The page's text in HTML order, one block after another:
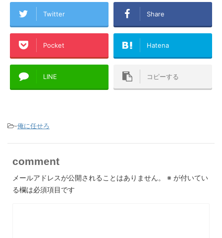
Twitter Share
Pocket Hatena
LINE コピーする
-俺に任せろ
comment
メールアドレスが公開されることはありません。 ※ が付いてい
る欄は必須項目です